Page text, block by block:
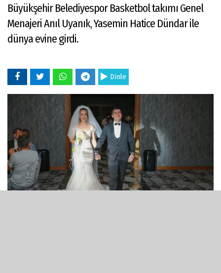
Büyükşehir Belediyespor Basketbol takımı Genel
Menajeri Anıl Uyanık, Yasemin Hatice Dündar ile
dünya evine girdi.
Dinle